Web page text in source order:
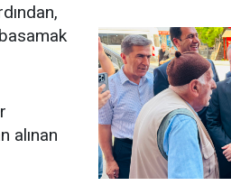
alınan